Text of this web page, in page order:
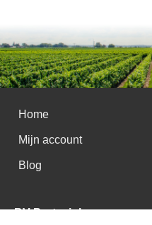
Home
Mijn account
Blog
BV Portevinho